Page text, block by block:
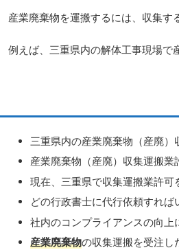
産業廃棄物を運搬するには、収集す
例えば、三重県内の解体工事現場で
三重県内の産業廃棄物（産廃）
産業廃棄物（産廃）収集運搬
現在、三重県で収集運搬業許可
どの行政書士に代行依頼すれば
社内のコンプライアンスの向上
産業廃棄物の収集運搬を受注し